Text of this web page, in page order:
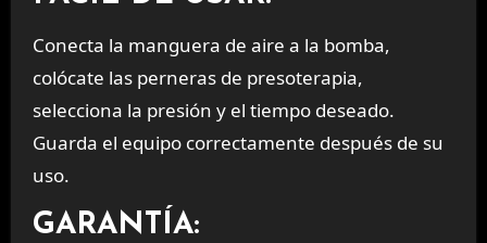
Conecta la manguera de aire a la bomba,
colócate las perneras de presoterapia,
selecciona la presión y el tiempo deseado.
Guarda el equipo correctamente después de su
uso.
GARANTÍA: